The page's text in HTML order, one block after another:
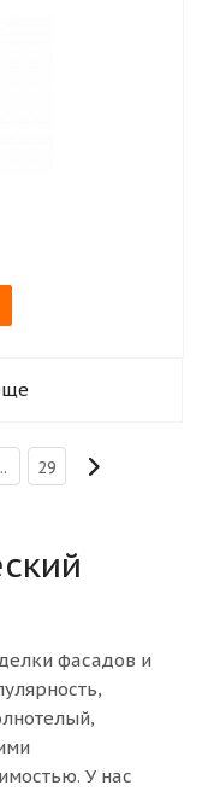
29
фасадов и
У нас